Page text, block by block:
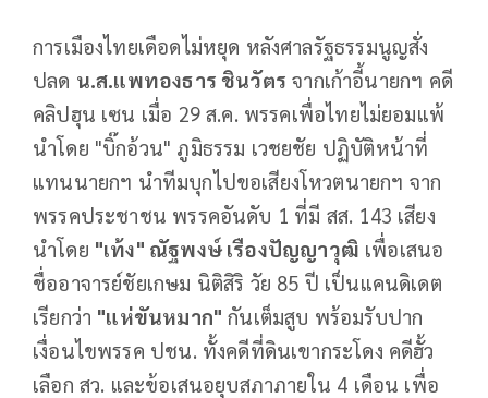
การเมืองไทยเดือดไม่หยุด หลังศาลรัฐธรรมนูญสั่ง
ปลด น.ส.แพทองธาร ชินวัตร จากเก้าอี้นายกฯ คดี
คลิปฮุน เซน เมื่อ 29 ส.ค. พรรคเพื่อไทยไม่ยอมแพ้
นำโดย "บิ๊กอ้วน" ภูมิธรรม เวชยชัย ปฏิบัติหน้าที่
แทนนายกฯ นำทีมบุกไปขอเสียงโหวตนายกฯ จาก
พรรคประชาชน พรรคอันดับ 1 ที่มี สส. 143 เสียง
นำโดย "เท้ง" ณัฐพงษ์ เรืองปัญญาวุฒิ เพื่อเสนอ
ชื่ออาจารย์ชัยเกษม นิติสิริ วัย 85 ปี เป็นแคนดิเดต
เรียกว่า "แห่ขันหมาก" กันเต็มสูบ พร้อมรับปาก
เงื่อนไขพรรค ปชน. ทั้งคดีที่ดินเขากระโดง คดีฮั้ว
เลือก สว. และข้อเสนอยุบสภาภายใน 4 เดือน เพื่อ